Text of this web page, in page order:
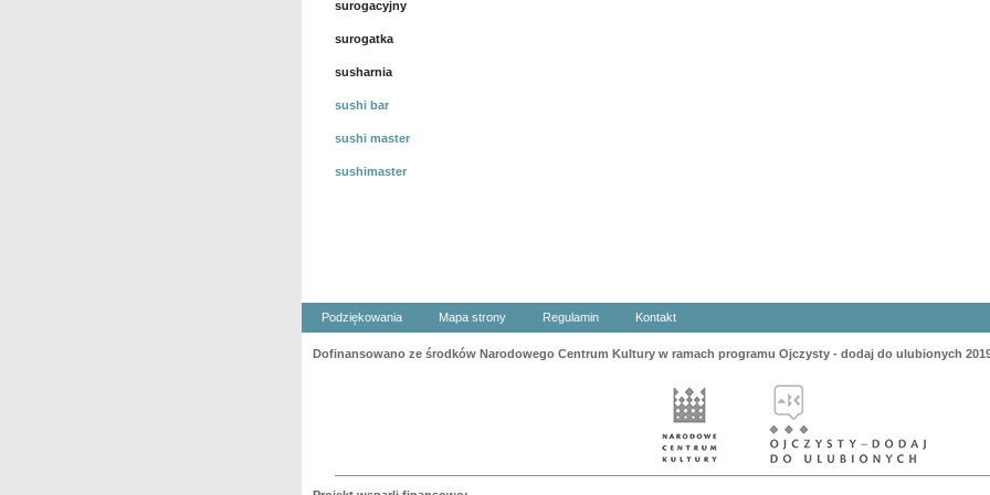
surogacyjny
surogatka
susharnia
sushi bar
sushi master
sushimaster
Podziękowania Mapa strony Regulamin Kontakt
Dofinansowano ze środków Narodowego Centrum Kultury w ramach programu Ojczysty - dodaj do ulubionych